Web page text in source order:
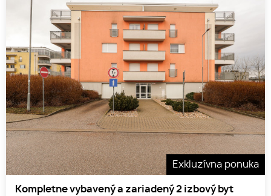
Exkluzívna ponuka
Kompletne vybavený a zariadený 2 izbový byt